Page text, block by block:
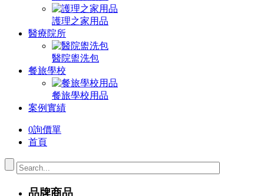
護理之家用品
醫療院所
醫院盥洗包
餐旅學校
餐旅學校用品
案例實績
0詢價單
首頁
品牌商品